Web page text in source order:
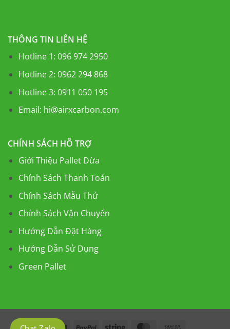
THÔNG TIN LIÊN HỆ
Hotline 1: 096 974 2950
Hotline 2: 0962 294 868
Hotline 3: 0911 050 195
Email: hi@airxcarbon.com
CHÍNH SÁCH HỖ TRỢ
Giới Thiệu Pallet Dừa
Chính Sách Thanh Toán
Chính Sách Mẫu Thử
Chính Sách Vận Chuyển
Hướng Dẫn Đặt Hàng
Hướng Dẫn Sử Dụng
Green Pallet
Visa PayPal Stripe MasterCard